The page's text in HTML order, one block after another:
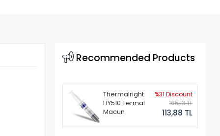
Recommended Products
Thermalright
HY510 Termal
Macun
%31 Discount
165,13 TL
113,88 TL